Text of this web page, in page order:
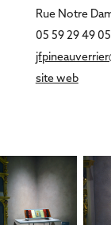
Rue Notre
05 59 29 49 05
site web